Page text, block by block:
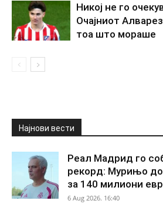
Никој не го
Очајниот
тоа што мораше
Најнови вести
Реал Мадрид го
рекорд: Мурињо
за 140 милиони
6 Aug 2026. 16:40